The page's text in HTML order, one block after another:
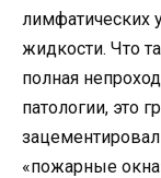
лимфатических
жидкости. Что
полная
патологии, это
«пожарные